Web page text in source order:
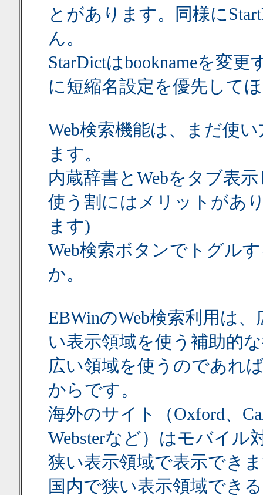
とがあります。同様に
ん。
StarDictはbooknameを変
に短縮名設定を優先して
Web検索機能は、まだ使
ます。
内蔵辞書とWebをタブ表
使う割にはメリットがあ
ます)
Web検索ボタンでトグル
か。
EBWinのWeb検索利用は
い表示領域を使う補助的
広い領域を使うのであれ
からです。
海外のサイト（Oxford、
Websterなど）はモバイル
狭い表示領域で表示でき
国内で狭い表示領域でき